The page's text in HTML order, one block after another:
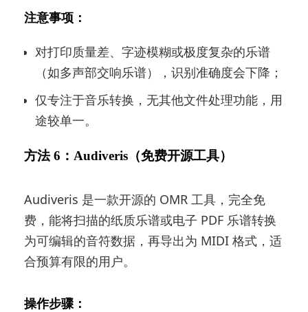
注意事项：
对打印质量差、字迹模糊或极度复杂的乐谱
（如多声部交响乐谱），识别准确度会下降；
仅专注于音乐转换，无其他文件处理功能，用
途较单一。
方法 6：Audiveris（免费开源工具）
Audiveris 是一款开源的 OMR 工具，完全免
费，能将扫描的纸质乐谱或电子 PDF 乐谱转换
为可编辑的音符数据，再导出为 MIDI 格式，适
合预算有限的用户。
操作步骤：